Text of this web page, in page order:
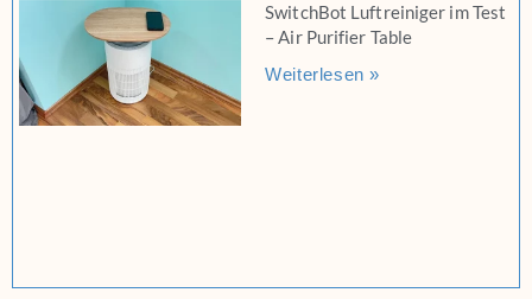
SwitchBot Luftreiniger im Test
– Air Purifier Table
Weiterlesen »